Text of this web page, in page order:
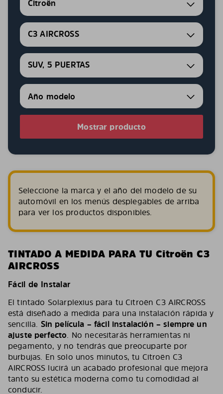
Citroën
C3 AIRCROSS
SUV, 5 PUERTAS
Mostrar producto
Seleccione la marca y el año del modelo de su
automóvil en los menús desplegables de arriba
para ver los productos disponibles.
TINTADO A MEDIDA PARA TU Citroën C3
AIRCROSS
Fácil de Instalar
El tintado Solarplexius para tu Citroën C3 AIRCROSS
está diseñado a medida para una instalación rápida y
sencilla. Sin película – fácil instalación – siempre un
ajuste perfecto. No necesitarás herramientas ni
pegamento, y no tendrás que preocuparte por
burbujas. En solo unos minutos, tu Citroën C3
AIRCROSS lucirá un acabado profesional que mejora
tanto su estética moderna como tu comodidad al
conducir.